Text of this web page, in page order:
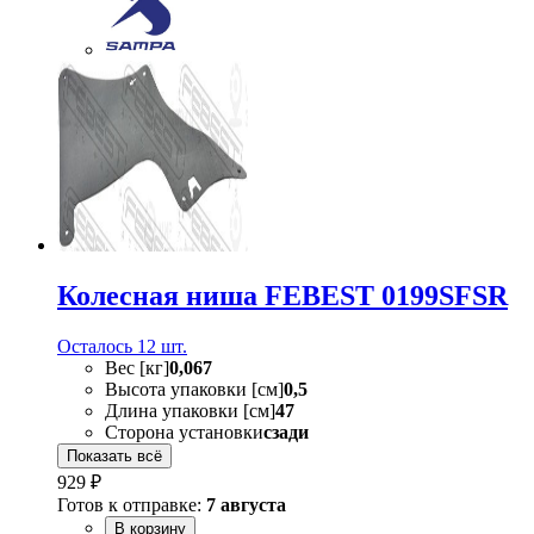
Колесная ниша FEBEST 0199SFSR
Осталось 12 шт.
Вес [кг]0,067
Высота упаковки [см]0,5
Длина упаковки [см]47
Сторона установкисзади
Показать всё
929 ₽
Готов к отправке: 7 августа
В корзину